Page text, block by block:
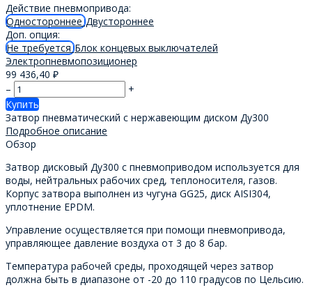
Действие пневмопривода:
ОдностороннееДвустороннее
Доп. опция:
Не требуетсяБлок концевых выключателей
Электропневмопозиционер
99 436,40 ₽
–
+
Купить
Затвор пневматический с нержавеющим диском Ду300
Подробное описание
Обзор
Затвор дисковый Ду300 с пневмоприводом используется для
воды, нейтральных рабочих сред, теплоносителя, газов.
Корпус затвора выполнен из чугуна GG25, диск AISI304,
уплотнение EPDM.
Управление осуществляется при помощи пневмопривода,
управляющее давление воздуха от 3 до 8 бар.
Температура рабочей среды, проходящей через затвор
должна быть в диапазоне от -20 до 110 градусов по Цельсию.